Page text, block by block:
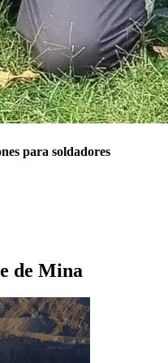
para soldadores
de Mina